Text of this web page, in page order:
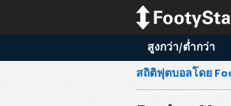
สูงกว่า/ต่ำกว่า
สถิติฟุตบอลโดย